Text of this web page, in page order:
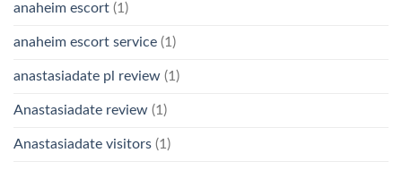
anaheim escort (1)
anaheim escort service (1)
anastasiadate pl review (1)
Anastasiadate review (1)
Anastasiadate visitors (1)